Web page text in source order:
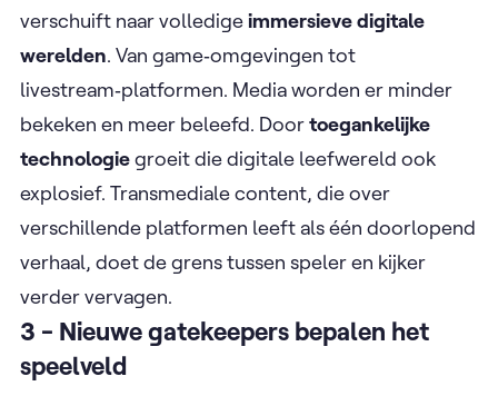
verschuift naar volledigeimmersieve digitale
werelden. Van game‑omgevingen tot
livestream‑platformen. Media worden er minder
bekeken en meer beleefd. Doortoegankelijke
technologiegroeit die digitale leefwereld ook
explosief. Transmediale content, die over
verschillende platformen leeft als één doorlopend
verhaal, doet de grens tussen speler en kijker
verder vervagen.
3 - Nieuwe gatekeepers bepalen het
speelveld